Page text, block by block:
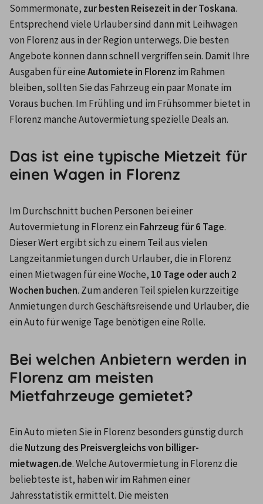
Sommermonate, zur besten Reisezeit in der Toskana.
Entsprechend viele Urlauber sind dann mit Leihwagen
von Florenz aus in der Region unterwegs. Die besten
Angebote können dann schnell vergriffen sein. Damit Ihre
Ausgaben für eine Automiete in Florenz im Rahmen
bleiben, sollten Sie das Fahrzeug ein paar Monate im
Voraus buchen. Im Frühling und im Frühsommer bietet in
Florenz manche Autovermietung spezielle Deals an.
Das ist eine typische Mietzeit für
einen Wagen in Florenz
Im Durchschnitt buchen Personen bei einer
Autovermietung in Florenz ein Fahrzeug für 6 Tage.
Dieser Wert ergibt sich zu einem Teil aus vielen
Langzeitanmietungen durch Urlauber, die in Florenz
einen Mietwagen für eine Woche, 10 Tage oder auch 2
Wochen buchen. Zum anderen Teil spielen kurzzeitige
Anmietungen durch Geschäftsreisende und Urlauber, die
ein Auto für wenige Tage benötigen eine Rolle.
Bei welchen Anbietern werden in
Florenz am meisten
Mietfahrzeuge gemietet?
Ein Auto mieten Sie in Florenz besonders günstig durch
die Nutzung des Preisvergleichs von billiger-
mietwagen.de. Welche Autovermietung in Florenz die
beliebteste ist, haben wir im Rahmen einer
Jahresstatistik ermittelt. Die meisten